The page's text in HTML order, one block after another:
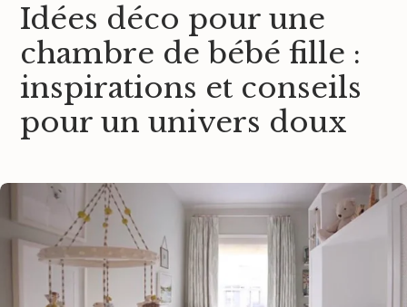
Idées déco pour une
chambre de bébé fille :
inspirations et conseils
pour un univers doux